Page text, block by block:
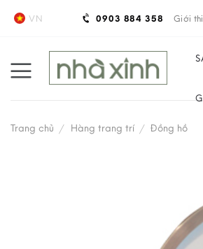
Skip
VN 0903 884 358 Giới
Trang chủ / Hàng trang trí / Đồng hồ